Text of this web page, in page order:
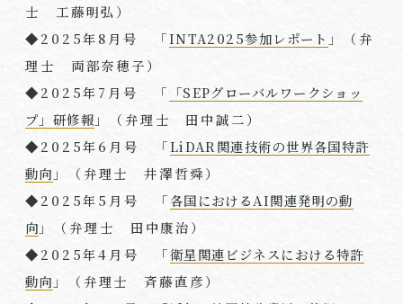
士 工藤明弘）
◆2025年8月号 「INTA2025参加レポート 」（弁
理⼠ 両部奈穂子）
◆2025年7月号 「 「SEPグローバルワークショッ
プ」研修報 」（弁理⼠ 田中誠二）
◆2025年6月号 「LiDAR関連技術の世界各国特許
動向 」（弁理⼠ 井澤哲舜）
◆2025年5月号 「各国におけるAI関連発明の動
向 」（弁理⼠ 田中康治）
◆2025年4月号 「衛星関連ビジネスにおける特許
動向 」（弁理⼠ 斉藤直彦）